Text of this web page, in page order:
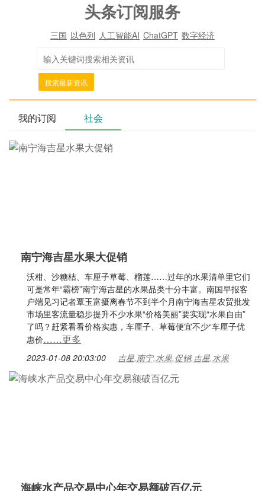
头条订阅服务
三国 以色列 人工智能AI ChatGPT 数字经济
搜索最新资讯
我的订阅 社会
南宁海吉星水果大促销
沃柑、沙糖桔、车厘子草莓、榴莲……过年的水果清单里它们
可是常年“霸榜”南宁海吉星的水果品类十分丰富。南国早报客
户端见习记者覃玉富摄离春节不到半个月南宁海吉星农贸批发
市场里客流量稳步提升不少水果“价格美丽”要实现“水果自由”
了吗？赶紧看看价格实惠，车厘子、草莓便宜不少“车厘子优
惠价……更多
2023-01-08 20:03:00 吉星,南宁,水果,促销,吉星,水果
海峡水产品交易中心年交易额破百亿元